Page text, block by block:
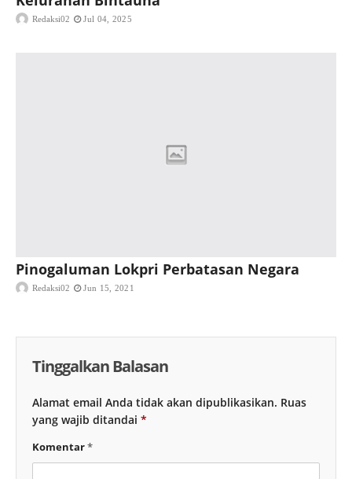
Redaksi02 Jul 04, 2025
Pinogaluman Lokpri Perbatasan Negara
Redaksi02 Jun 15, 2021
Tinggalkan Balasan
Alamat email Anda tidak akan dipublikasikan. Ruas
yang wajib ditandai *
Komentar*